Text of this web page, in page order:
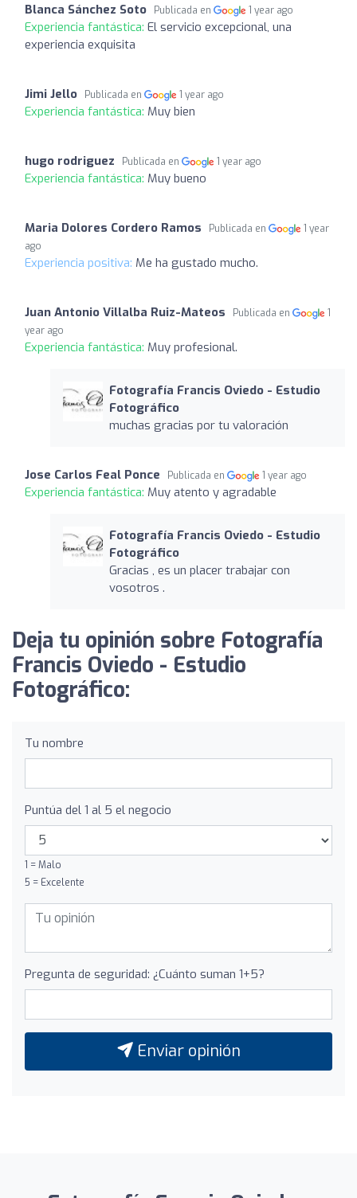
Blanca Sánchez Soto Publicada en 1 year ago
Experiencia fantástica: El servicio excepcional, una
experiencia exquisita
Jimi Jello Publicada en 1 year ago
Experiencia fantástica: Muy bien
hugo rodriguez Publicada en 1 year ago
Experiencia fantástica: Muy bueno
Maria Dolores Cordero Ramos Publicada en
1 year
ago
Experiencia positiva: Me ha gustado mucho.
Juan Antonio Villalba Ruiz-Mateos Publicada en
1
year ago
Experiencia fantástica: Muy profesional.
Fotografía Francis Oviedo - Estudio
Fotográfico
muchas gracias por tu valoración
Jose Carlos Feal Ponce Publicada en 1 year ago
Experiencia fantástica: Muy atento y agradable
Fotografía Francis Oviedo - Estudio
Fotográfico
Gracias , es un placer trabajar con
vosotros .
Deja tu opinión sobre Fotografía
Francis Oviedo - Estudio
Fotográfico:
Tu nombre
Puntúa del 1 al 5 el negocio
1 = Malo
5 = Excelente
Pregunta de seguridad: ¿Cuánto suman 1+5?
Enviar opinión